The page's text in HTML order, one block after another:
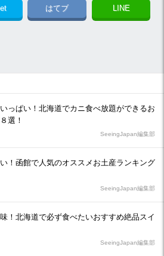
はてブ LINE
っぱい！北海道でカニ食べ放題ができるお
選！
SeeingJapan編集部
！函館で人気のオススメお土産ランキング
SeeingJapan編集部
！北海道で必ず食べたいおすすめ絶品スイ
SeeingJapan編集部